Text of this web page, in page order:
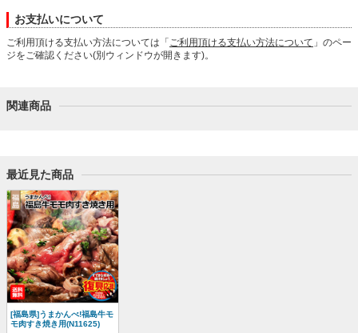
お支払いについて
ご利用頂ける支払い方法については「 ご利用頂ける支払い方法について 」のペー
ジをご確認ください(別ウィンドウが開きます)。
関連商品
最近見た商品
[福島県]うまかんべ!福島牛モ
モ肉すき焼き用(N11625)